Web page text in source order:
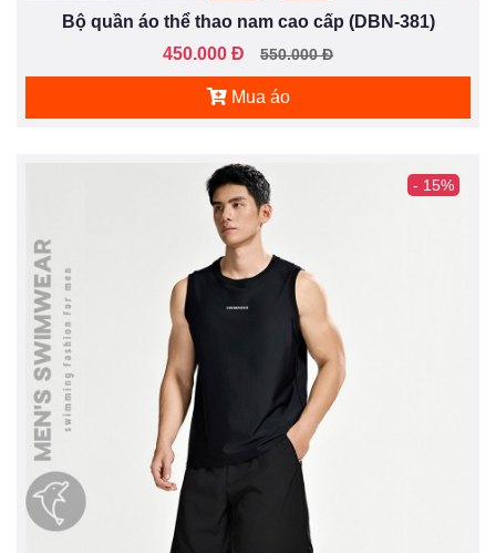
Bộ quần áo thể thao nam cao cấp (DBN-381)
450.000 Đ
550.000 Đ
Mua áo
- 15%